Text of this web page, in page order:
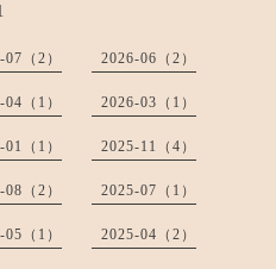
（2） 2026-06（2）
（1） 2026-03（1）
（1） 2025-11（4）
（2） 2025-07（1）
（1） 2025-04（2）